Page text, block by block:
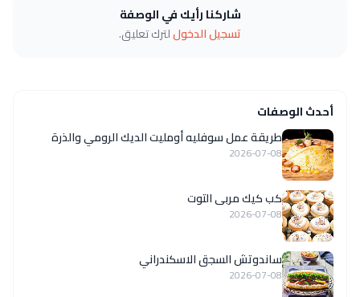
شاركنا رأيك في الوصفة
تسجيل الدخوللترك تعليق.
أحدث الوصفات
طريقة عمل سوفليه أومليت الديك الرومي والذرة
2026-07-08
كب كيك مربى التوت
2026-07-08
ساندوتش السجق الاسكندراني
2026-07-08